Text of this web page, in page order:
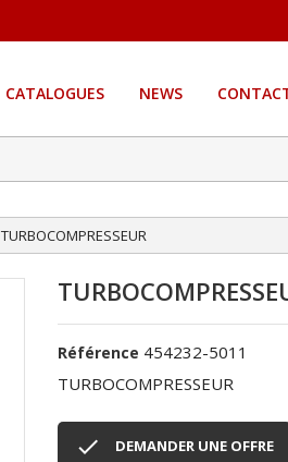
CATALOGUES NEWS
TURBOCOMPRESSEUR
Référence 454232-5011
TURBOCOMPRESSEUR
 DEMANDER UNE OFFRE